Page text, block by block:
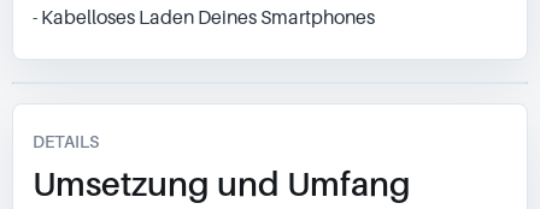
- Kabelloses Laden Deines Smartphones
DETAILS
Umsetzung und Umfang